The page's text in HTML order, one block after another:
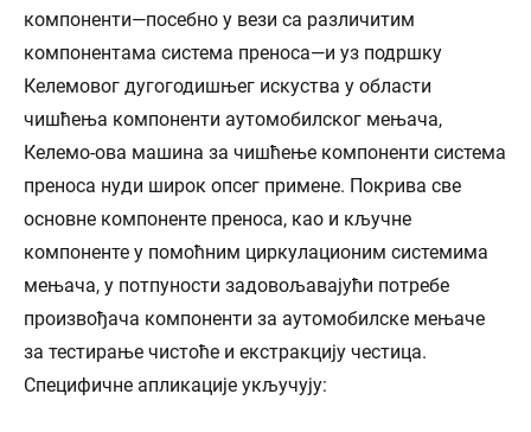
компоненти—посебно у вези са различитим
компонентама система преноса—и уз подршку
Келемовог дугогодишњег искуства у области
чишћења компоненти аутомобилског мењача,
Келемо-ова машина за чишћење компоненти система
преноса нуди широк опсег примене. Покрива све
основне компоненте преноса, као и кључне
компоненте у помоћним циркулационим системима
мењача, у потпуности задовољавајући потребе
произвођача компоненти за аутомобилске мењаче
за тестирање чистоће и екстракцију честица.
Специфичне апликације укључују: